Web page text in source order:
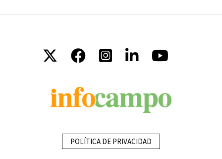
POLÍTICA DE PRIVACIDAD